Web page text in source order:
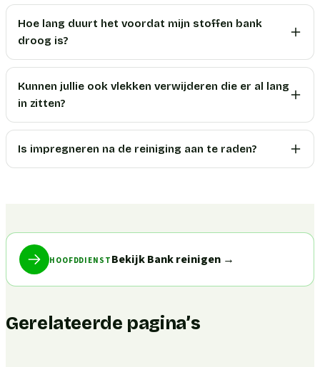
Hoe lang duurt het voordat mijn stoffen bank
droog is?
Kunnen jullie ook vlekken verwijderen die er al lang
in zitten?
Is impregneren na de reiniging aan te raden?
HOOFDDIENST Bekijk Bank reinigen→
Gerelateerde pagina’s